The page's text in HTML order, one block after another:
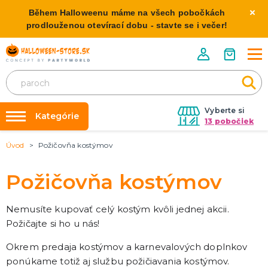
Během Halloweenu máme na všech pobočkách
prodlouženou otevírací dobu - stavte se i večer!
Vyberte si
13 pobočiek
Požičovňa kostýmov
Nafukovanie balónikov
Rozvoz
O nás
Kontakt
Kategórie
HALLOWEENSKE KOSTÝMY
Pánske Halloween kostýmy
Detské Halloween kostýmy
HALLOWEENSKE DEKORÁCIE
Samostatne stojaci
Doplnky ku kostýmu
Úvod Požičovňa kostýmov
Požičovňa kostýmov
Nemusíte kupovať celý kostým kvôli jednej akcii.
Požičajte si ho u nás!
Okrem predaja kostýmov a karnevalových doplnkov
ponúkame totiž aj službu požičiavania kostýmov.